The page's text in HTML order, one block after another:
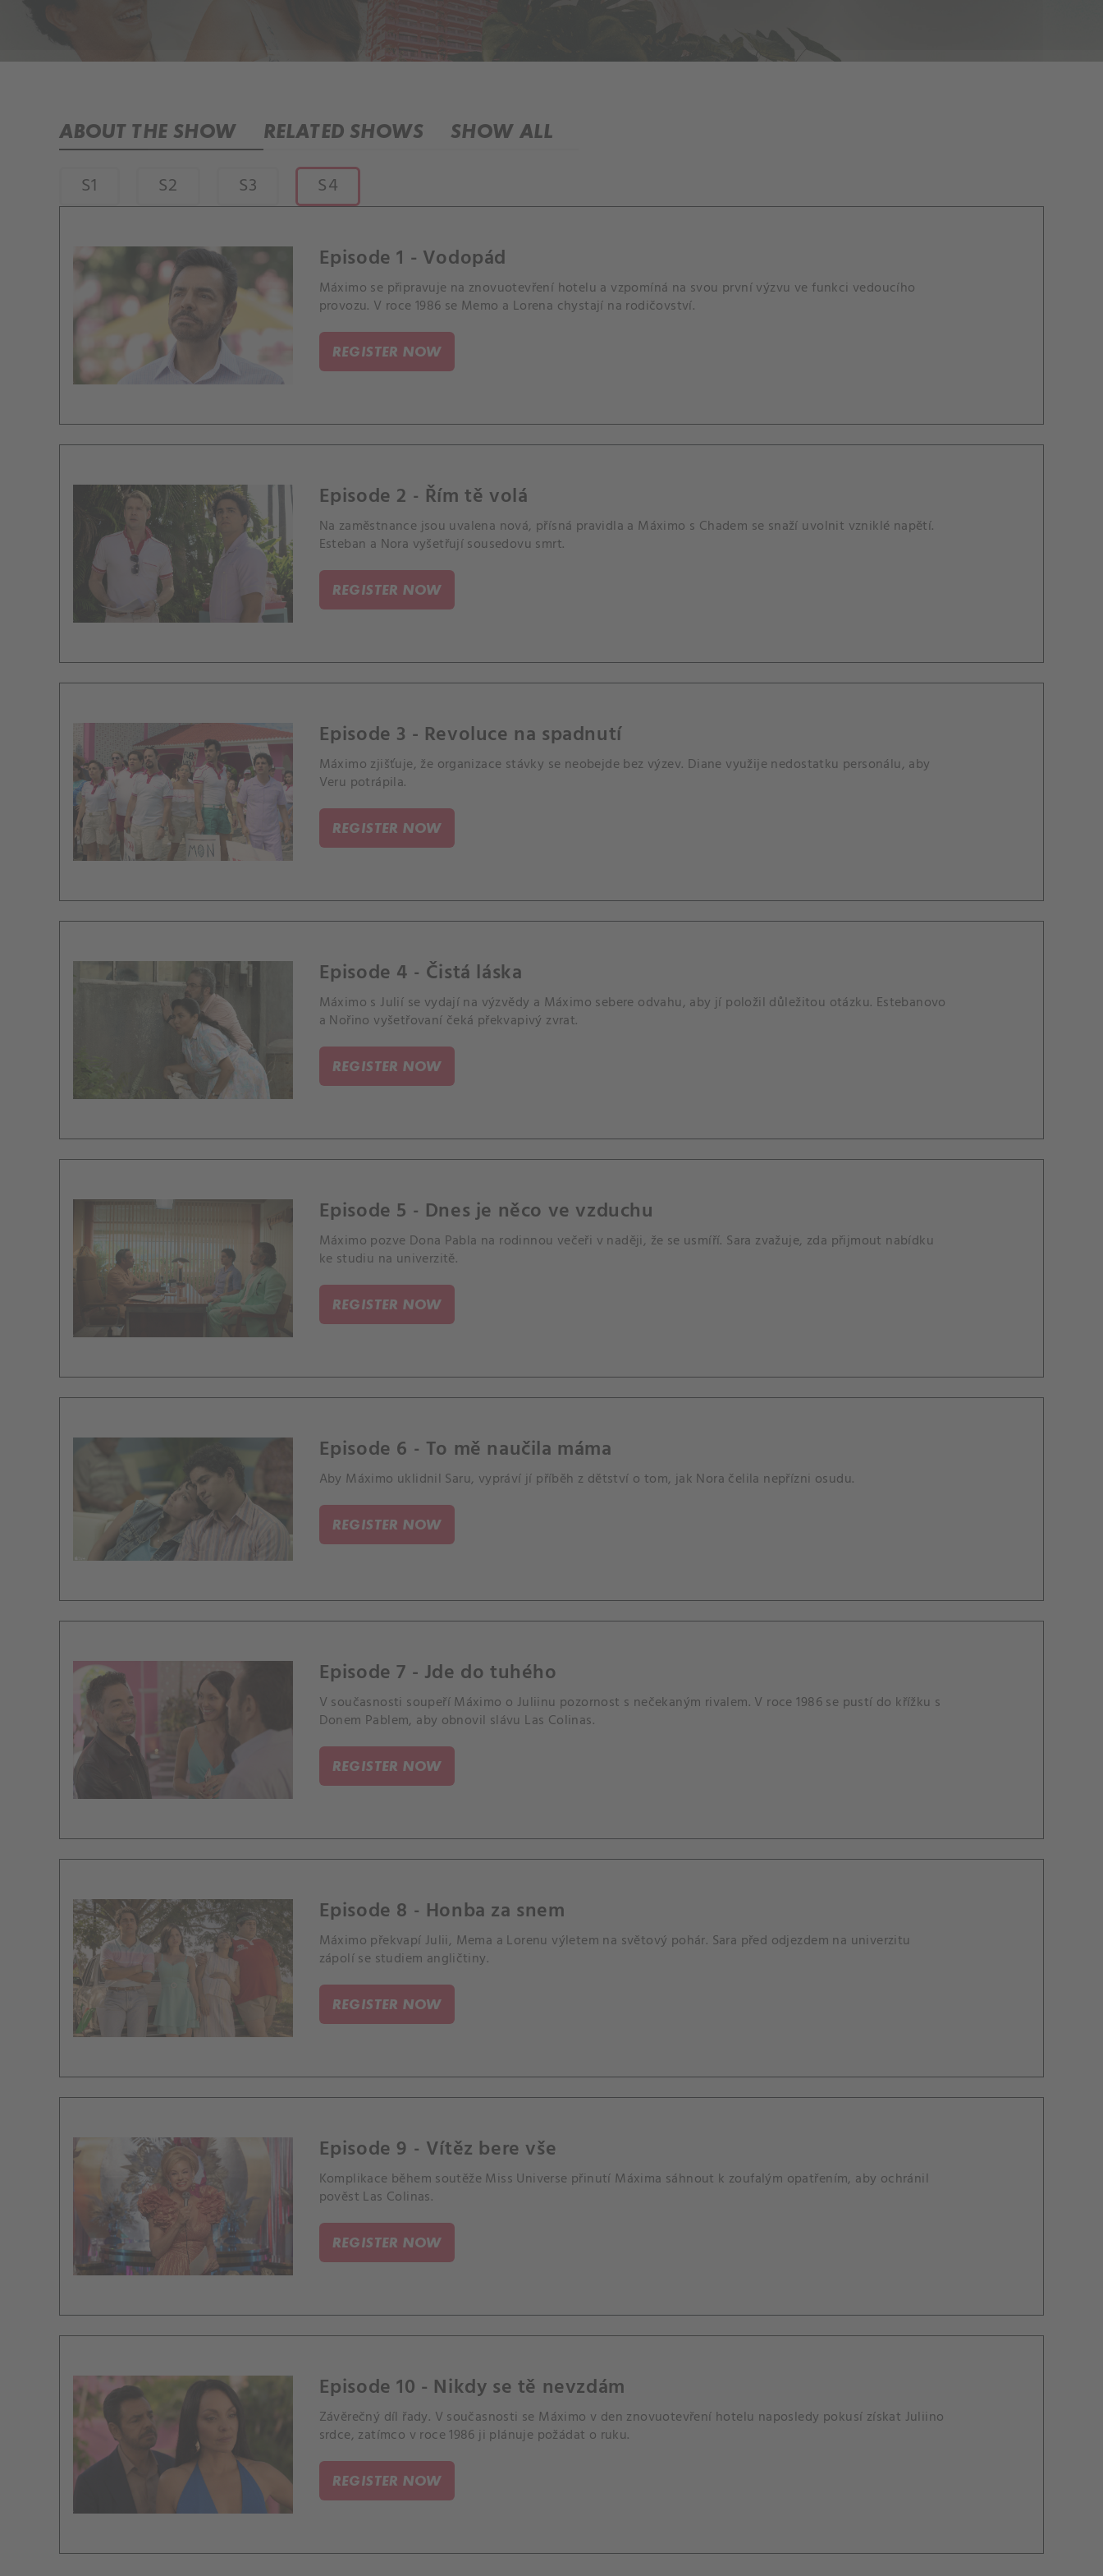
ABOUT THE SHOW RELATED SHOWS SHOW ALL
S1 S2 S3 S4
Episode 1 - Vodopád
Máximo se připravuje na znovuotevření hotelu a vzpomíná na svou první výzvu ve funkci vedoucího
provozu. V roce 1986 se Memo a Lorena chystají na rodičovství.
REGISTER NOW
Episode 2 - Řím tě volá
Na zaměstnance jsou uvalena nová, přísná pravidla a Máximo s Chadem se snaží uvolnit vzniklé napětí.
Esteban a Nora vyšetřují sousedovu smrt.
REGISTER NOW
Episode 3 - Revoluce na spadnutí
Máximo zjišťuje, že organizace stávky se neobejde bez výzev. Diane využije nedostatku personálu, aby
Veru potrápila.
REGISTER NOW
Episode 4 - Čistá láska
Máximo s Julií se vydají na výzvědy a Máximo sebere odvahu, aby jí položil důležitou otázku. Estebanovo
a Nořino vyšetřovaní čeká překvapivý zvrat.
REGISTER NOW
Episode 5 - Dnes je něco ve vzduchu
Máximo pozve Dona Pabla na rodinnou večeři v naději, že se usmíří. Sara zvažuje, zda přijmout nabídku
ke studiu na univerzitě.
REGISTER NOW
Episode 6 - To mě naučila máma
Aby Máximo uklidnil Saru, vypráví jí příběh z dětství o tom, jak Nora čelila nepřízni osudu.
REGISTER NOW
Episode 7 - Jde do tuhého
V současnosti soupeří Máximo o Juliinu pozornost s nečekaným rivalem. V roce 1986 se pustí do křížku s
Donem Pablem, aby obnovil slávu Las Colinas.
REGISTER NOW
Episode 8 - Honba za snem
Máximo překvapí Julii, Mema a Lorenu výletem na světový pohár. Sara před odjezdem na univerzitu
zápolí se studiem angličtiny.
REGISTER NOW
Episode 9 - Vítěz bere vše
Komplikace během soutěže Miss Universe přinutí Máxima sáhnout k zoufalým opatřením, aby ochránil
pověst Las Colinas.
REGISTER NOW
Episode 10 - Nikdy se tě nevzdám
Závěrečný díl řady. V současnosti se Máximo v den znovuotevření hotelu naposledy pokusí získat Juliino
srdce, zatímco v roce 1986 ji plánuje požádat o ruku.
REGISTER NOW